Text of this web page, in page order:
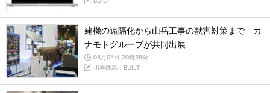
建機の遠隔化から山岳工事の獣害対策まで カ
ナモトグループが共同出展
08月05日 20時35分
川本鉄馬，BUILT